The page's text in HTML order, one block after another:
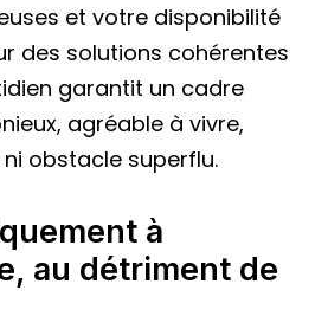
et votre disponibilité
des solutions cohérentes
garantit un cadre
agréable à vivre,
obstacle superflu.
à
au détriment de